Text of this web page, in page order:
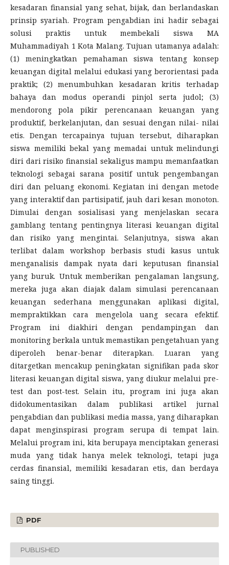
kesadaran finansial yang sehat, bijak, dan berlandaskan
prinsip syariah. Program pengabdian ini hadir sebagai
solusi praktis untuk membekali siswa MA
Muhammadiyah 1 Kota Malang. Tujuan utamanya adalah:
(1) meningkatkan pemahaman siswa tentang konsep
keuangan digital melalui edukasi yang berorientasi pada
praktik; (2) menumbuhkan kesadaran kritis terhadap
bahaya dan modus operandi pinjol serta judol; (3)
mendorong pola pikir perencanaan keuangan yang
produktif, berkelanjutan, dan sesuai dengan nilai- nilai
etis. Dengan tercapainya tujuan tersebut, diharapkan
siswa memiliki bekal yang memadai untuk melindungi
diri dari risiko finansial sekaligus mampu memanfaatkan
teknologi sebagai sarana positif untuk pengembangan
diri dan peluang ekonomi. Kegiatan ini dengan metode
yang interaktif dan partisipatif, jauh dari kesan monoton.
Dimulai dengan sosialisasi yang menjelaskan secara
gamblang tentang pentingnya literasi keuangan digital
dan risiko yang mengintai. Selanjutnya, siswa akan
terlibat dalam workshop berbasis studi kasus untuk
menganalisis dampak nyata dari keputusan finansial
yang buruk. Untuk memberikan pengalaman langsung,
mereka juga akan diajak dalam simulasi perencanaan
keuangan sederhana menggunakan aplikasi digital,
mempraktikkan cara mengelola uang secara efektif.
Program ini diakhiri dengan pendampingan dan
monitoring berkala untuk memastikan pengetahuan yang
diperoleh benar-benar diterapkan. Luaran yang
ditargetkan mencakup peningkatan signifikan pada skor
literasi keuangan digital siswa, yang diukur melalui pre-
test dan post-test. Selain itu, program ini juga akan
didokumentasikan dalam publikasi artikel jurnal
pengabdian dan publikasi media massa, yang diharapkan
dapat menginspirasi program serupa di tempat lain.
Melalui program ini, kita berupaya menciptakan generasi
muda yang tidak hanya melek teknologi, tetapi juga
cerdas finansial, memiliki kesadaran etis, dan berdaya
saing tinggi.
PDF
PUBLISHED